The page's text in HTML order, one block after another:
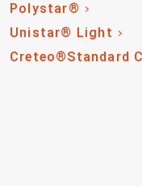
Polystar®
Unistar® Light
Creteo®Standard